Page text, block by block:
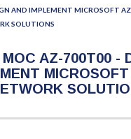
AND IMPLEMENT MICROSOFT
SOLUTIONS
AZ-700T00 -